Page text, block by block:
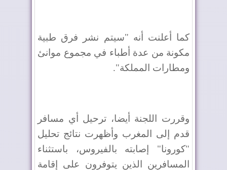
كما أعلنت أنه "سيتم نشر فرق طبية
مكونة من عدة أطباء في مجموع موانئ
ومطارات المملكة".
وقررت اللجنة أيضا، ترحيل أي مسافر
قدم إلى المغرب وأظهرت نتائج تحليل
"كورونا" إصابته بالفيروس، باستثناء
المسافرين الذين يتوفرون على إقامة